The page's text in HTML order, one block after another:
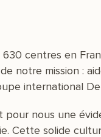
centres en
notre mission :
international
nous une
Cette solide